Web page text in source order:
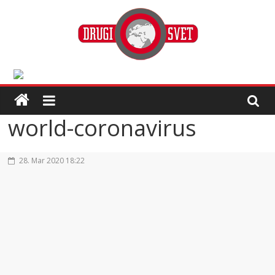
world-coronavirus
28. Mar 2020 18:22